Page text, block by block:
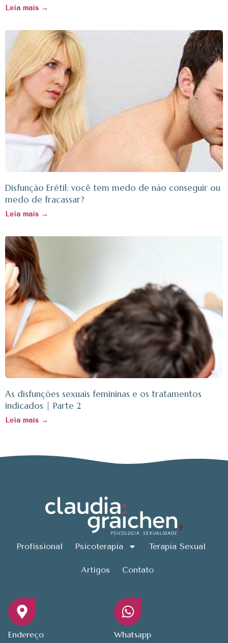
Leia mais →
Disfunção Erétil: você tem medo de não conseguir ou
medo de fracassar?
Leia mais →
As disfunções sexuais femininas e os tratamentos
indicados | Parte 2
Leia mais →
Profissional Psicoterapia Terapia Sexual
Artigos Contato
Endereço Whatsapp